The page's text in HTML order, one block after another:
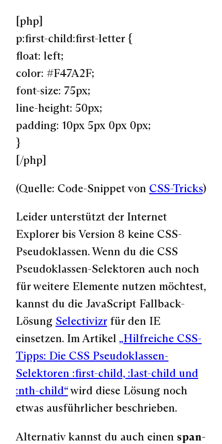
[php]
p:first-child:first-letter {
float: left;
color: #F47A2F;
font-size: 75px;
line-height: 50px;
padding: 10px 5px 0px 0px;
}
[/php]
(Quelle: Code-Snippet von CSS-Tricks)
Leider unterstützt der Internet
Explorer bis Version 8 keine CSS-
Pseudoklassen. Wenn du die CSS
Pseudoklassen-Selektoren auch noch
für weitere Elemente nutzen möchtest,
kannst du die JavaScript Fallback-
Lösung Selectivizr für den IE
einsetzen. Im Artikel „Hilfreiche CSS-
Tipps: Die CSS Pseudoklassen-
Selektoren :first-child, :last-child und
:nth-child“wird diese Lösung noch
etwas ausführlicher beschrieben.
Alternativ kannst du auch einen span-